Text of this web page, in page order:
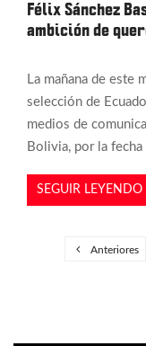
Félix Sánchez
ambición de
La mañana de este
selección de
medios de
Bolivia, por la
SEGUIR LEYENDO
Anteriores